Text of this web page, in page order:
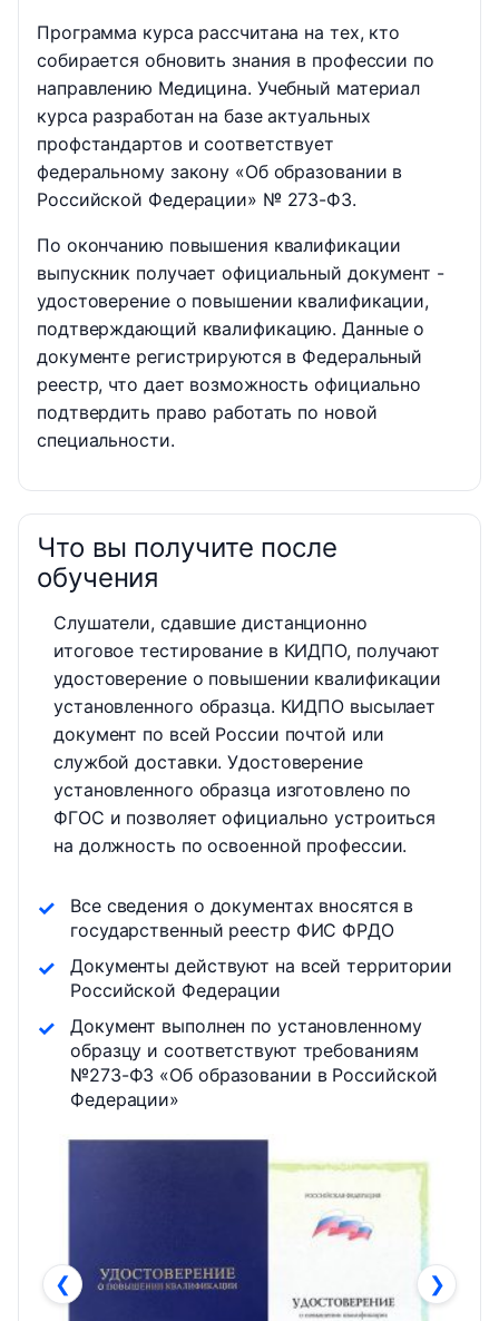
Программа курса рассчитана на тех, кто
собирается обновить знания в профессии по
направлению Медицина. Учебный материал
курса разработан на базе актуальных
профстандартов и соответствует
федеральному закону «Об образовании в
Российской Федерации» № 273-ФЗ.
По окончанию повышения квалификации
выпускник получает официальный документ -
удостоверение о повышении квалификации,
подтверждающий квалификацию. Данные о
документе регистрируются в Федеральный
реестр, что дает возможность официально
подтвердить право работать по новой
специальности.
Что вы получите после
обучения
Слушатели, сдавшие дистанционно
итоговое тестирование в КИДПО, получают
удостоверение о повышении квалификации
установленного образца. КИДПО высылает
документ по всей России почтой или
службой доставки. Удостоверение
установленного образца изготовлено по
ФГОС и позволяет официально устроиться
на должность по освоенной профессии.
Все сведения о документах вносятся в
государственный реестр ФИС ФРДО
Документы действуют на всей территории
Российской Федерации
Документ выполнен по установленному
образцу и соответствуют требованиям
№273-ФЗ «Об образовании в Российской
Федерации»
❮ ❯